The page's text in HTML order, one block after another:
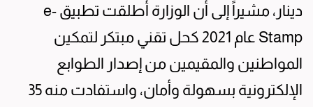
دينار، مشيراً إلى أن الوزارة أطلقت تطبيق e-
Stamp عام 2021 كحل تقني مبتكر لتمكين
المواطنين والمقيمين من إصدار الطوابع
الإلكترونية بسهولة وأمان، واستفادت منه 35